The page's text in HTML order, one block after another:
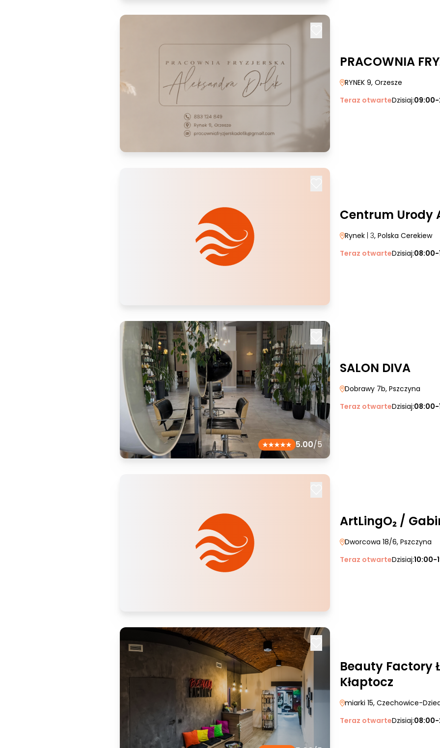
PRACOWNIA
RYNEK 9, Orzesze
Teraz otwarteDzisiaj:09:00-
Centrum Urody
Rynek | 3, Polska Cerekiew
Teraz otwarteDzisiaj:08:00-
5.00/5
SALON DIVA
Dobrawy 7b, Pszczyna
Teraz otwarteDzisiaj:08:00-
ArtLingO₂ /
Dworcowa 18/6, Pszczyna
Teraz otwarteDzisiaj:10:00-
Beauty Factory
Kłaptocz
miarki 15, Czechowice-
Teraz otwarteDzisiaj: